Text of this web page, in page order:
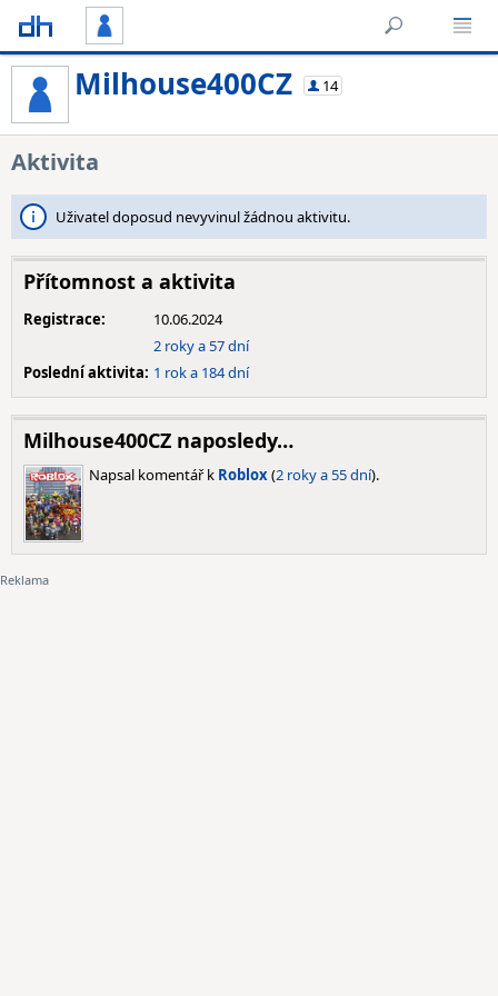
Milhouse400CZ 14
Aktivita
Uživatel doposud nevyvinul žádnou aktivitu.
Přítomnost a aktivita
Registrace:
10.06.2024
2 roky a 57 dní
Poslední aktivita: 1 rok a 184 dní
Milhouse400CZ naposledy…
Napsal komentář k Roblox(2 roky a 55 dní).